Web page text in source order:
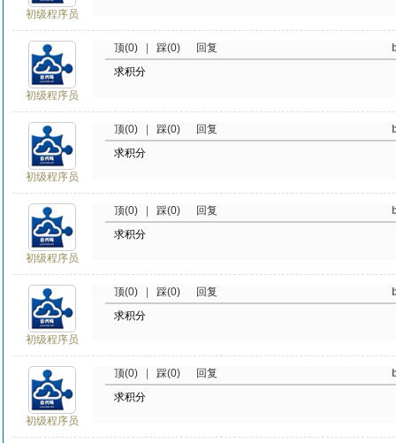
初级程序员
初级程序员
顶(0) | 踩(0)
回复
求积分
初级程序员
顶(0) | 踩(0)
回复
求积分
初级程序员
顶(0) | 踩(0)
回复
求积分
初级程序员
顶(0) | 踩(0)
回复
求积分
初级程序员
顶(0) | 踩(0)
回复
求积分